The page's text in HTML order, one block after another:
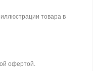
товара в
офертой.